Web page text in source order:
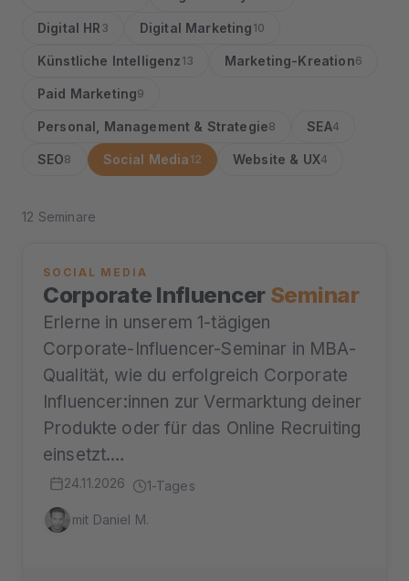
Digital HR 3 Digital Marketing 10
Künstliche Intelligenz 13 Marketing-Kreation6
Paid Marketing9
Personal, Management & Strategie8 SEA4
SEO8 Social Media 12 Website & UX4
12 Seminare
SOCIAL MEDIA
Corporate Influencer Seminar
Erlerne in unserem 1-tägigen
Corporate-Influencer-Seminar in MBA-
Qualität, wie du erfolgreich Corporate
Influencer:innen zur Vermarktung deiner
Produkte oder für das Online Recruiting
einsetzt.…
24.11.2026 1-Tages
mit Daniel M.